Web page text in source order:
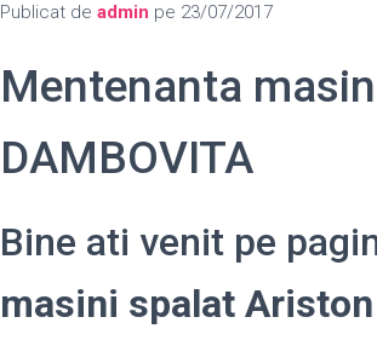
Publicat de admin pe 23/07/2017
Mentenanta
DAMBOVITA
Bine ati venit pe
masini spalat Ariston